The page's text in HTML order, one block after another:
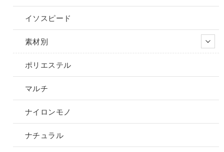
イソスピード
素材別
ポリエステル
マルチ
ナイロンモノ
ナチュラル